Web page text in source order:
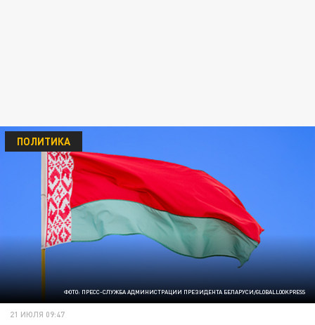
ФОТО: ПРЕСС-СЛУЖБА АДМИНИСТРАЦИИ ПРЕЗИДЕНТА БЕЛАРУСИ/GLOBALLOOKPRESS
ПОЛИТИКА
21 ИЮЛЯ 09:47